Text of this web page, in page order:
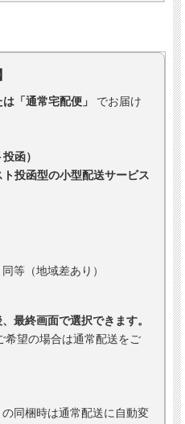
「通常宅配便」
でお届け
函）
ト投函型の小型配送サービス
等（地域差あり）
最終画面で選択できます。
希望の場合は通常配送をご
の同梱時は通常配送に自動変